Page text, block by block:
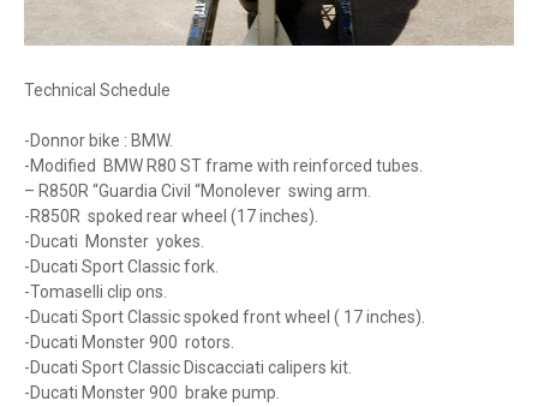
Technical Schedule
-Donnor bike : BMW.
-Modified BMW R80 ST frame with reinforced tubes.
– R850R “Guardia Civil “Monolever swing arm.
-R850R spoked rear wheel (17 inches).
-Ducati Monster yokes.
-Ducati Sport Classic fork.
-Tomaselli clip ons.
-Ducati Sport Classic spoked front wheel ( 17 inches).
-Ducati Monster 900 rotors.
-Ducati Sport Classic Discacciati calipers kit.
-Ducati Monster 900 brake pump.